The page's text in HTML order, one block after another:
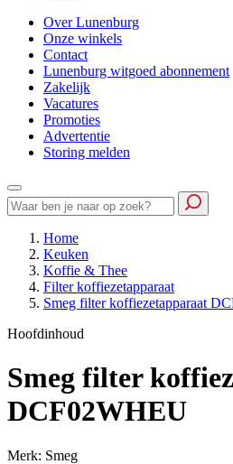
Over Lunenburg
Onze winkels
Contact
Lunenburg witgoed abonnement
Zakelijk
Vacatures
Promoties
Advertentie
Storing melden
Home
Keuken
Koffie & Thee
Filter koffiezetapparaat
Smeg filter koffiezetapparaat
Hoofdinhoud
Smeg filter
DCF02WHEU
Merk: Smeg